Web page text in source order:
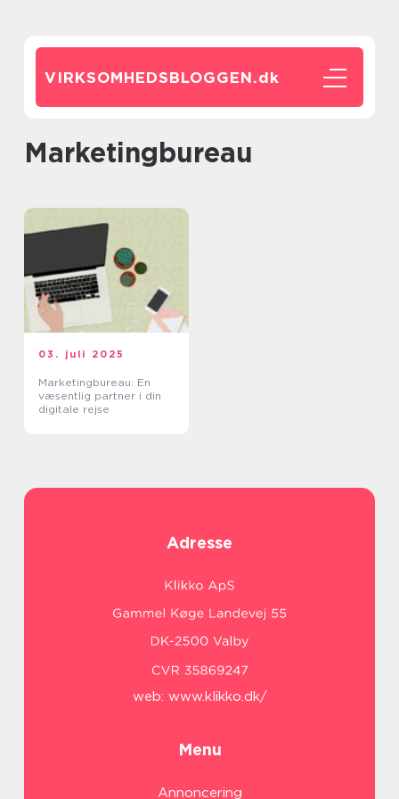
VIRKSOMHEDSBLOGGEN.dk
Marketingbureau
03. juli 2025
Marketingbureau: En
væsentlig partner i din
digitale rejse
Adresse
web: www.klikko.dk/
Menu
Annoncering